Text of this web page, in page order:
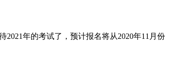
2021年的考试了，预计报名将从2020年11月份